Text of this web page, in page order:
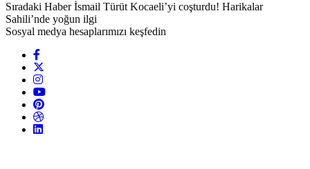
Sıradaki Haber İsmail Türüt Kocaeli’yi coşturdu! Harikalar
Sahili’nde yoğun ilgi
Sosyal medya hesaplarımızı keşfedin